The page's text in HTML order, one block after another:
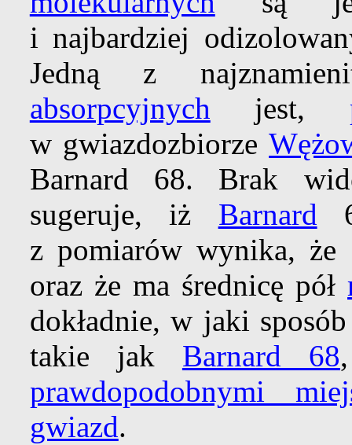
i najbardziej
Jedną z
absorpcyjnych jest,
w gwiazdozbiorze
Barnard 68. Brak
sugeruje, iż Barnard
z pomiarów wynika, że
oraz że ma średnicę pół
dokładnie, w jaki
takie jak Barnard 68
prawdopodobnymi
gwiazd.